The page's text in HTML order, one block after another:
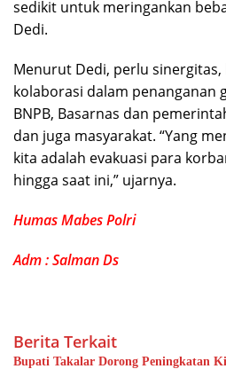
sedikit untuk meringankan
Dedi.
Menurut Dedi, perlu sinergitas,
kolaborasi dalam penanganan
BNPB, Basarnas dan
dan juga masyarakat. “Yang
kita adalah evakuasi para
hingga saat ini,” ujarnya.
Humas Mabes Polri
Adm : Salman Ds
Berita Terkait
Bupati Takalar Dorong Peningkatan